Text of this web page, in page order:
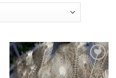
Add to
wishlist